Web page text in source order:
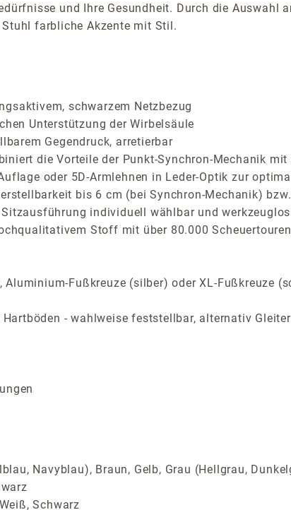
und Ihre Gesundheit. Durch die
farbliche Akzente mit Stil.
schwarzem Netzbezug
Unterstützung der Wirbelsäule
Gegendruck, arretierbar
die Vorteile der Punkt-Synchron-Mechanik
oder 5D-Armlehnen in Leder-Optik zur
bis 6 cm (bei Synchron-Mechanik)
individuell wählbar und
Stoff mit über 80.000
Fußkreuze (silber) oder XL-Fußkreuze
- wahlweise feststellbar, alternativ
Navyblau), Braun, Gelb, Grau (Hellgrau,
Schwarz